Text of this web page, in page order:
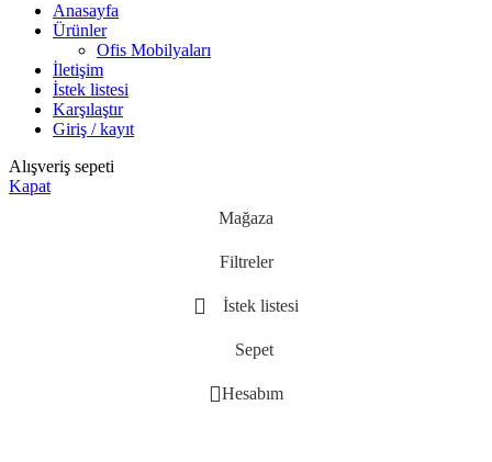
Anasayfa
Ürünler
Ofis Mobilyaları
İletişim
İstek listesi
Karşılaştır
Giriş / kayıt
Alışveriş sepeti
Kapat
Mağaza
Filtreler
İstek listesi
Sepet
Hesabım